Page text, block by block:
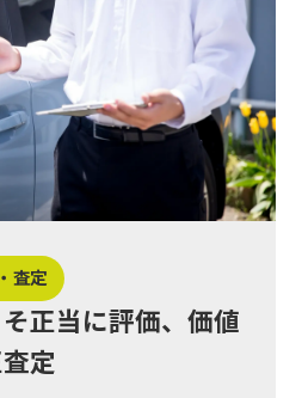
査定
正当に評価、価値
定